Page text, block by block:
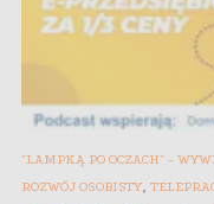
"LAMPKĄ PO OCZACH" -
ROZWÓJ OSOBISTY,